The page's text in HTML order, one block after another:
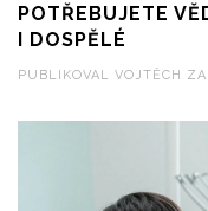
POTŘEBUJETE
I DOSPĚLÉ
PUBLIKOVAL VOJTĚCH